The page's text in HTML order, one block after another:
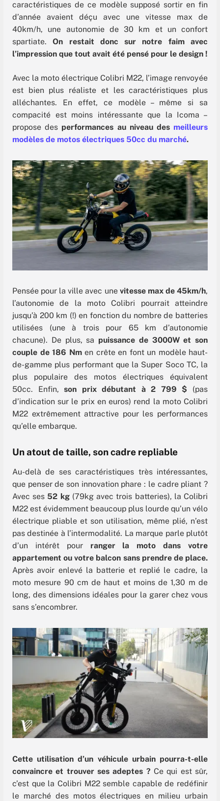
caractéristiques de ce modèle supposé sortir en fin
d’année avaient déçu avec une vitesse max de
40km/h, une autonomie de 30 km et un confort
spartiate.On restait donc sur notre faim avec
l’impression que tout avait été pensé pour le design !
Avec la moto électrique Colibri M22, l’image renvoyée
est bien plus réaliste et les caractéristiques plus
alléchantes. En effet, ce modèle – même si sa
compacité est moins intéressante que la Icoma –
propose des performances au niveau des meilleurs
modèles de motos électriques 50cc du marché.
Pensée pour la ville avec une vitesse max de 45km/h,
l’autonomie de la moto Colibri pourrait atteindre
jusqu’à 200 km (!) en fonction du nombre de batteries
utilisées (une à trois pour 65 km d’autonomie
chacune). De plus, sa puissance de 3000W et son
couple de 186 Nmen crête en font un modèle haut-
de-gamme plus performant que la Super Soco TC, la
plus populaire des motos électriques équivalent
50cc. Enfin,son prix débutant à 2 799 $ (pas
d’indication sur le prix en euros) rend la moto Colibri
M22 extrêmement attractive pour les performances
qu’elle embarque.
Un atout de taille, son cadre repliable
Au-delà de ses caractéristiques très intéressantes,
que penser de son innovation phare : le cadre pliant ?
Avec ses 52 kg(79kg avec trois batteries), la Colibri
M22 est évidemment beaucoup plus lourde qu’un vélo
électrique pliable et son utilisation, même plié, n’est
pas destinée à l’intermodalité. La marque parle plutôt
d’un intérêt pour ranger la moto dans votre
appartement ou votre balcon sans prendre de place.
Après avoir enlevé la batterie et replié le cadre, la
moto mesure 90 cm de haut et moins de 1,30 m de
long, des dimensions idéales pour la garer chez vous
sans s’encombrer.
Cette utilisation d’un véhicule urbain pourra-t-elle
convaincre et trouver ses adeptes ? Ce qui est sûr,
c’est que la Colibri M22 semble capable de redéfinir
le marché des motos électriques en milieu urbain